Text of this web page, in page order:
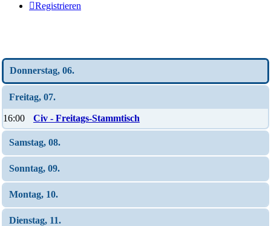
Registrieren
Donnerstag, 06.
Freitag, 07.
16:00 Civ - Freitags-Stammtisch
Samstag, 08.
Sonntag, 09.
Montag, 10.
Dienstag, 11.